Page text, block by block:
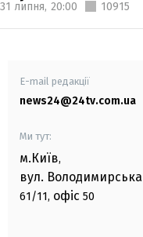
31 липня, 20:00 10915
E-mail редакції
news24@24tv.com.ua
Ми тут:
м.Київ,
вул. Володимирська
61/11, офіс 50